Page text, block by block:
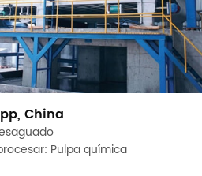
China
Pulpa química